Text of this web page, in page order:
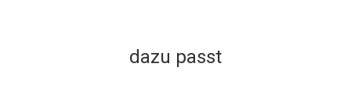
dazu passt